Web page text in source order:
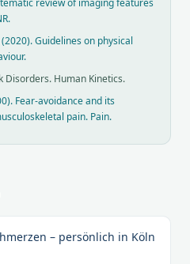
Guidelines on physical
Disorders. Human Kinetics.
Fear-avoidance and its
pain. Pain.
– persönlich in Köln